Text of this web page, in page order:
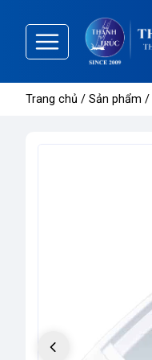
Trang
chủ
Trang chủ / Sản phẩm /